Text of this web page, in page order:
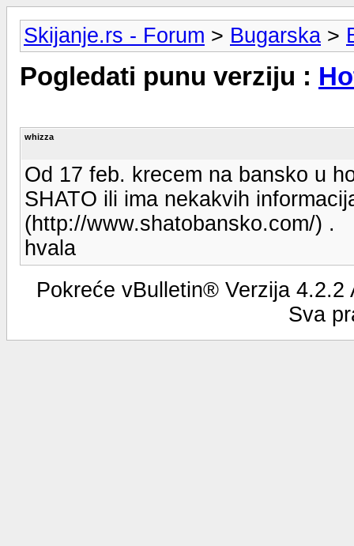
Skijanje.rs - Forum > Bugarska >
Pogledati punu verziju :
whizza
Od 17 feb. krecem na bansko u
SHATO ili ima nekakvih
(http://www.shatobansko.com/) .
hvala
Pokreće vBulletin® Verzija
Sva